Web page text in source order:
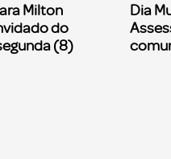
Milton
do
(8)
Dia